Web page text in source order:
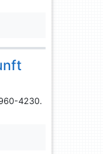
4230.